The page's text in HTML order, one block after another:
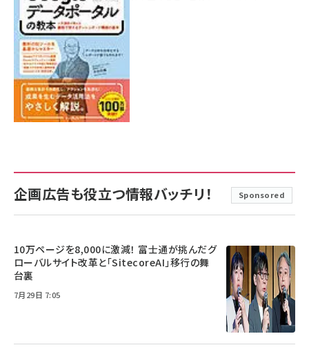
企画広告も役立つ情報バッチリ！ Sponsored
10万ページを8,000に激減！ 富士通が挑んだグ
ローバルサイト改革と「SitecoreAI」移行の舞
台裏
7月29日 7:05
7月31日 10:00